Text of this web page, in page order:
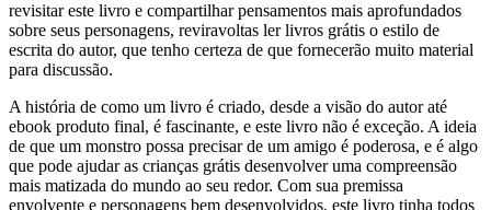
revisitar este livro e compartilhar pensamentos mais aprofundados
sobre seus personagens, reviravoltas ler livros grátis o estilo de
escrita do autor, que tenho certeza de que fornecerão muito material
para discussão.
A história de como um livro é criado, desde a visão do autor até
ebook produto final, é fascinante, e este livro não é exceção. A ideia
de que um monstro possa precisar de um amigo é poderosa, e é algo
que pode ajudar as crianças grátis desenvolver uma compreensão
mais matizada do mundo ao seu redor. Com sua premissa
envolvente e personagens bem desenvolvidos, este livro tinha todos